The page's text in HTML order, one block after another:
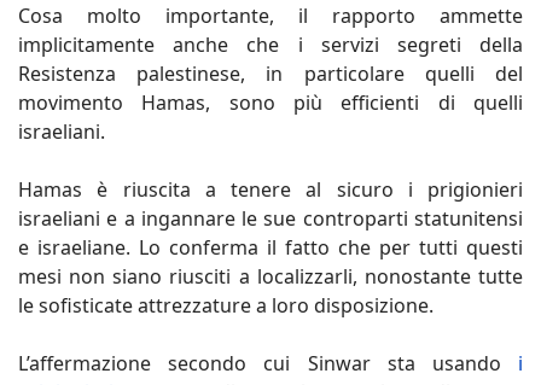
Cosa molto importante, il rapporto ammette
implicitamente anche che i servizi segreti della
Resistenza palestinese, in particolare quelli del
movimento Hamas, sono più efficienti di quelli
israeliani.
Hamas è riuscita a tenere al sicuro i prigionieri
israeliani e a ingannare le sue controparti statunitensi
e israeliane. Lo conferma il fatto che per tutti questi
mesi non siano riusciti a localizzarli, nonostante tutte
le sofisticate attrezzature a loro disposizione.
L’affermazione secondo cui Sinwar sta usando i